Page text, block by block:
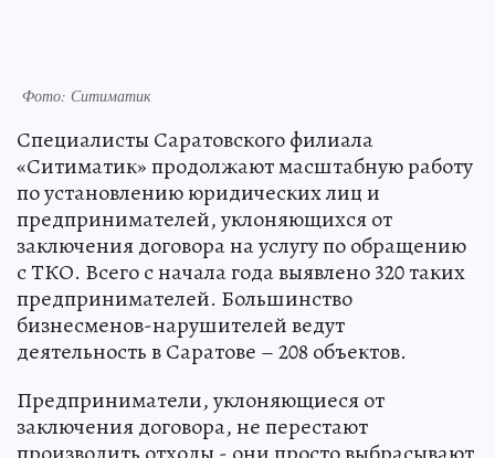
Фото: Ситиматик
Специалисты Саратовского филиала
«Ситиматик» продолжают масштабную работу
по установлению юридических лиц и
предпринимателей, уклоняющихся от
заключения договора на услугу по обращению
с ТКО. Всего с начала года выявлено 320 таких
предпринимателей. Большинство
бизнесменов-нарушителей ведут
деятельность в Саратове – 208 объектов.
Предприниматели, уклоняющиеся от
заключения договора, не перестают